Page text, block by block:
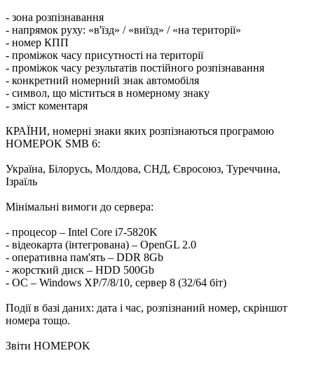
- зона розпізнавання
- напрямок руху: «в'їзд» / «виїзд» / «на території»
- номер КПП
- проміжок часу присутності на території
- проміжок часу результатів постійного розпізнавання
- конкретний номерний знак автомобіля
- символ, що міститься в номерному знаку
- зміст коментаря
КРАЇНИ, номерні знаки яких розпізнаються програмою
HOMEPOK SMB 6:
Україна, Білорусь, Молдова, СНД, Євросоюз, Туреччина,
Ізраїль
Мінімальні вимоги до сервера:
- процесор – Intel Core i7-5820K
- відеокарта (інтегрована) – OpenGL 2.0
- оперативна пам'ять – DDR 8Gb
- жорсткий диск – HDD 500Gb
- ОС – Windows XP/7/8/10, сервер 8 (32/64 біт)
Події в базі даних: дата і час, розпізнаний номер, скріншот
номера тощо.
Звіти HOMEPOK